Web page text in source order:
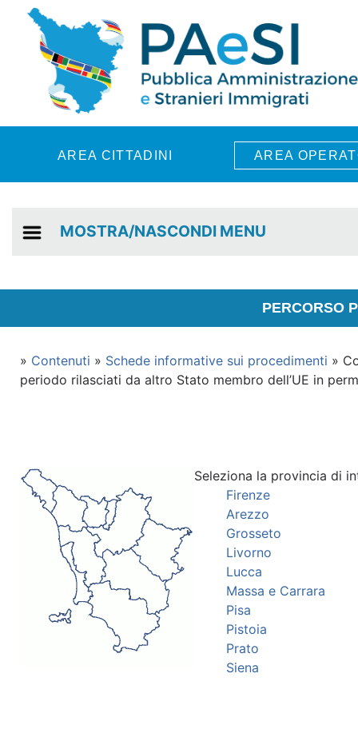
Skip to main content
AREA CITTADINI AREA
MOSTRA/NASCONDI MENU
PERCORSO
» Contenuti » Schede informative sui procedimenti »
periodo rilasciati da altro Stato membro dell’UE in
Seleziona la provincia di
Firenze
Arezzo
Grosseto
Livorno
Lucca
Massa e Carrara
Pisa
Pistoia
Prato
Siena